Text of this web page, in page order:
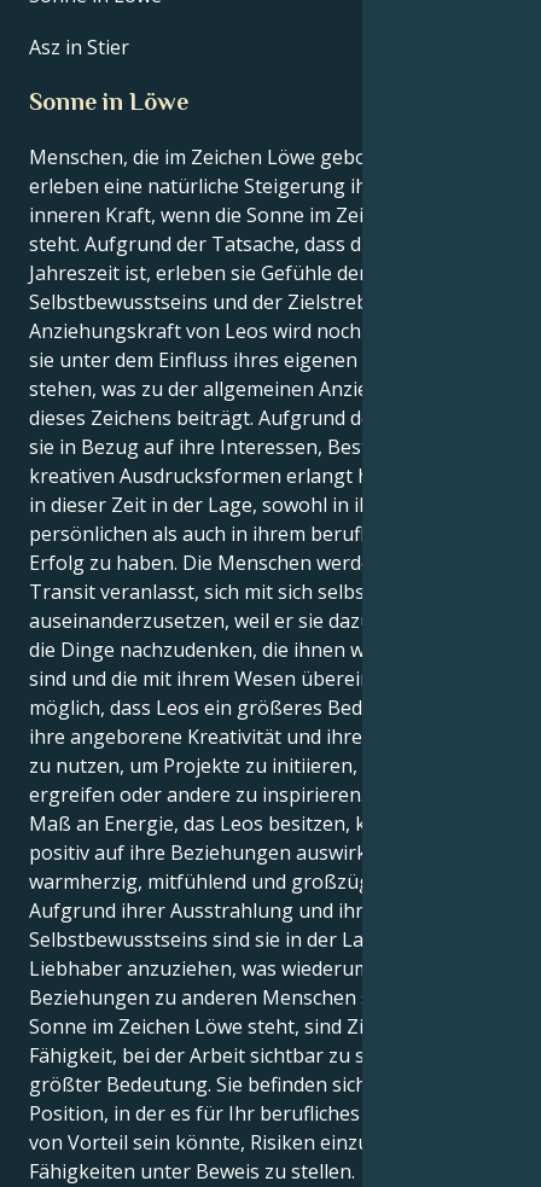
Asz in Stier
Sonne in Löwe
Menschen, die im Zeichen Löwe geboren sind,
erleben eine natürliche Steigerung ihrer eigenen
inneren Kraft, wenn die Sonne im Zeichen Löwe
steht. Aufgrund der Tatsache, dass dies ihre
Jahreszeit ist, erleben sie Gefühle der Macht, des
Selbstbewusstseins und der Zielstrebigkeit. Die
Anziehungskraft von Leos wird noch verstärkt, wenn
sie unter dem Einfluss ihres eigenen Sonnenzeichens
stehen, was zu der allgemeinen Anziehungskraft
dieses Zeichens beiträgt. Aufgrund der Klarheit, die
sie in Bezug auf ihre Interessen, Bestrebungen und
kreativen Ausdrucksformen erlangt haben, sind Leos
in dieser Zeit in der Lage, sowohl in ihrem
persönlichen als auch in ihrem beruflichen Leben
Erfolg zu haben. Die Menschen werden durch diesen
Transit veranlasst, sich mit sich selbst
auseinanderzusetzen, weil er sie dazu bringt, über
die Dinge nachzudenken, die ihnen wirklich wichtig
sind und die mit ihrem Wesen übereinstimmen. Es ist
möglich, dass Leos ein größeres Bedürfnis haben,
ihre angeborene Kreativität und ihren Enthusiasmus
zu nutzen, um Projekte zu initiieren, die Initiative zu
ergreifen oder andere zu inspirieren. Das erhöhte
Maß an Energie, das Leos besitzen, könnte sich
positiv auf ihre Beziehungen auswirken, da sie stets
warmherzig, mitfühlend und großzügig sind.
Aufgrund ihrer Ausstrahlung und ihres
Selbstbewusstseins sind sie in der Lage, Freunde und
Liebhaber anzuziehen, was wiederum ihre
Beziehungen zu anderen Menschen stärkt. Wenn die
Sonne im Zeichen Löwe steht, sind Ziele und die
Fähigkeit, bei der Arbeit sichtbar zu sein, von
größter Bedeutung. Sie befinden sich jetzt in einer
Position, in der es für Ihr berufliches Fortkommen
von Vorteil sein könnte, Risiken einzugehen und Ihre
Fähigkeiten unter Beweis zu stellen.